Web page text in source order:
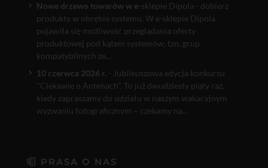
Nowe drzewo towarów w e-sklepie Dipola - dobierz
produkty w obrębie systemu. W e-sklepie Dipola
pojawiła się możliwość przeglądania oferty
produktowej pod kątem systemów, tzn. grup
kompatybilnych ze...
10 czerwca 2026 r. - Jubileuszowa edycja konkursu
"Ciekawie o Antenach". To już dwudziesty piąty raz,
kiedy zapraszamy do udziału w naszym wakacyjnym
wyzwaniu fotograficznym – czekamy na...
PRASA O NAS